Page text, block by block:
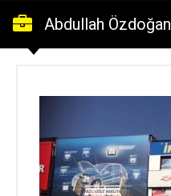
Abdullah Özdoğan